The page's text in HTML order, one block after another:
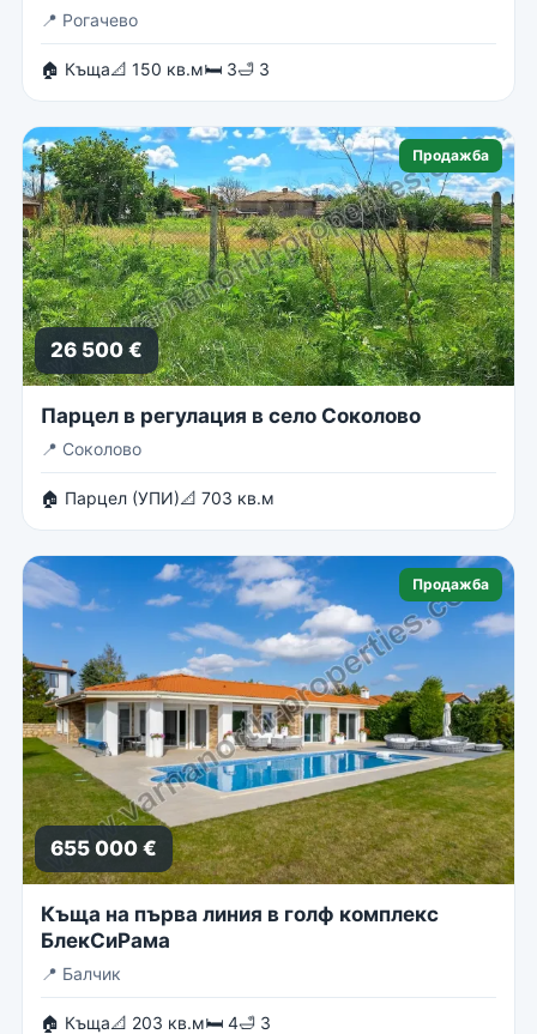
📍 Рогачево
🏠 Къща📐 150 кв.м🛏 3🛁 3
Продажба
26 500 €
Парцел в регулация в село Соколово
📍 Соколово
🏠 Парцел (УПИ)📐 703 кв.м
Продажба
655 000 €
Къща на първа линия в голф комплекс
БлекСиРама
📍 Балчик
🏠 Къща📐 203 кв.м🛏 4🛁 3